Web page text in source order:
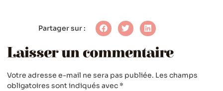
Partager sur :
Laisser un commentaire
Votre adresse e-mail ne sera pas publiée. Les champs
obligatoires sont indiqués avec *